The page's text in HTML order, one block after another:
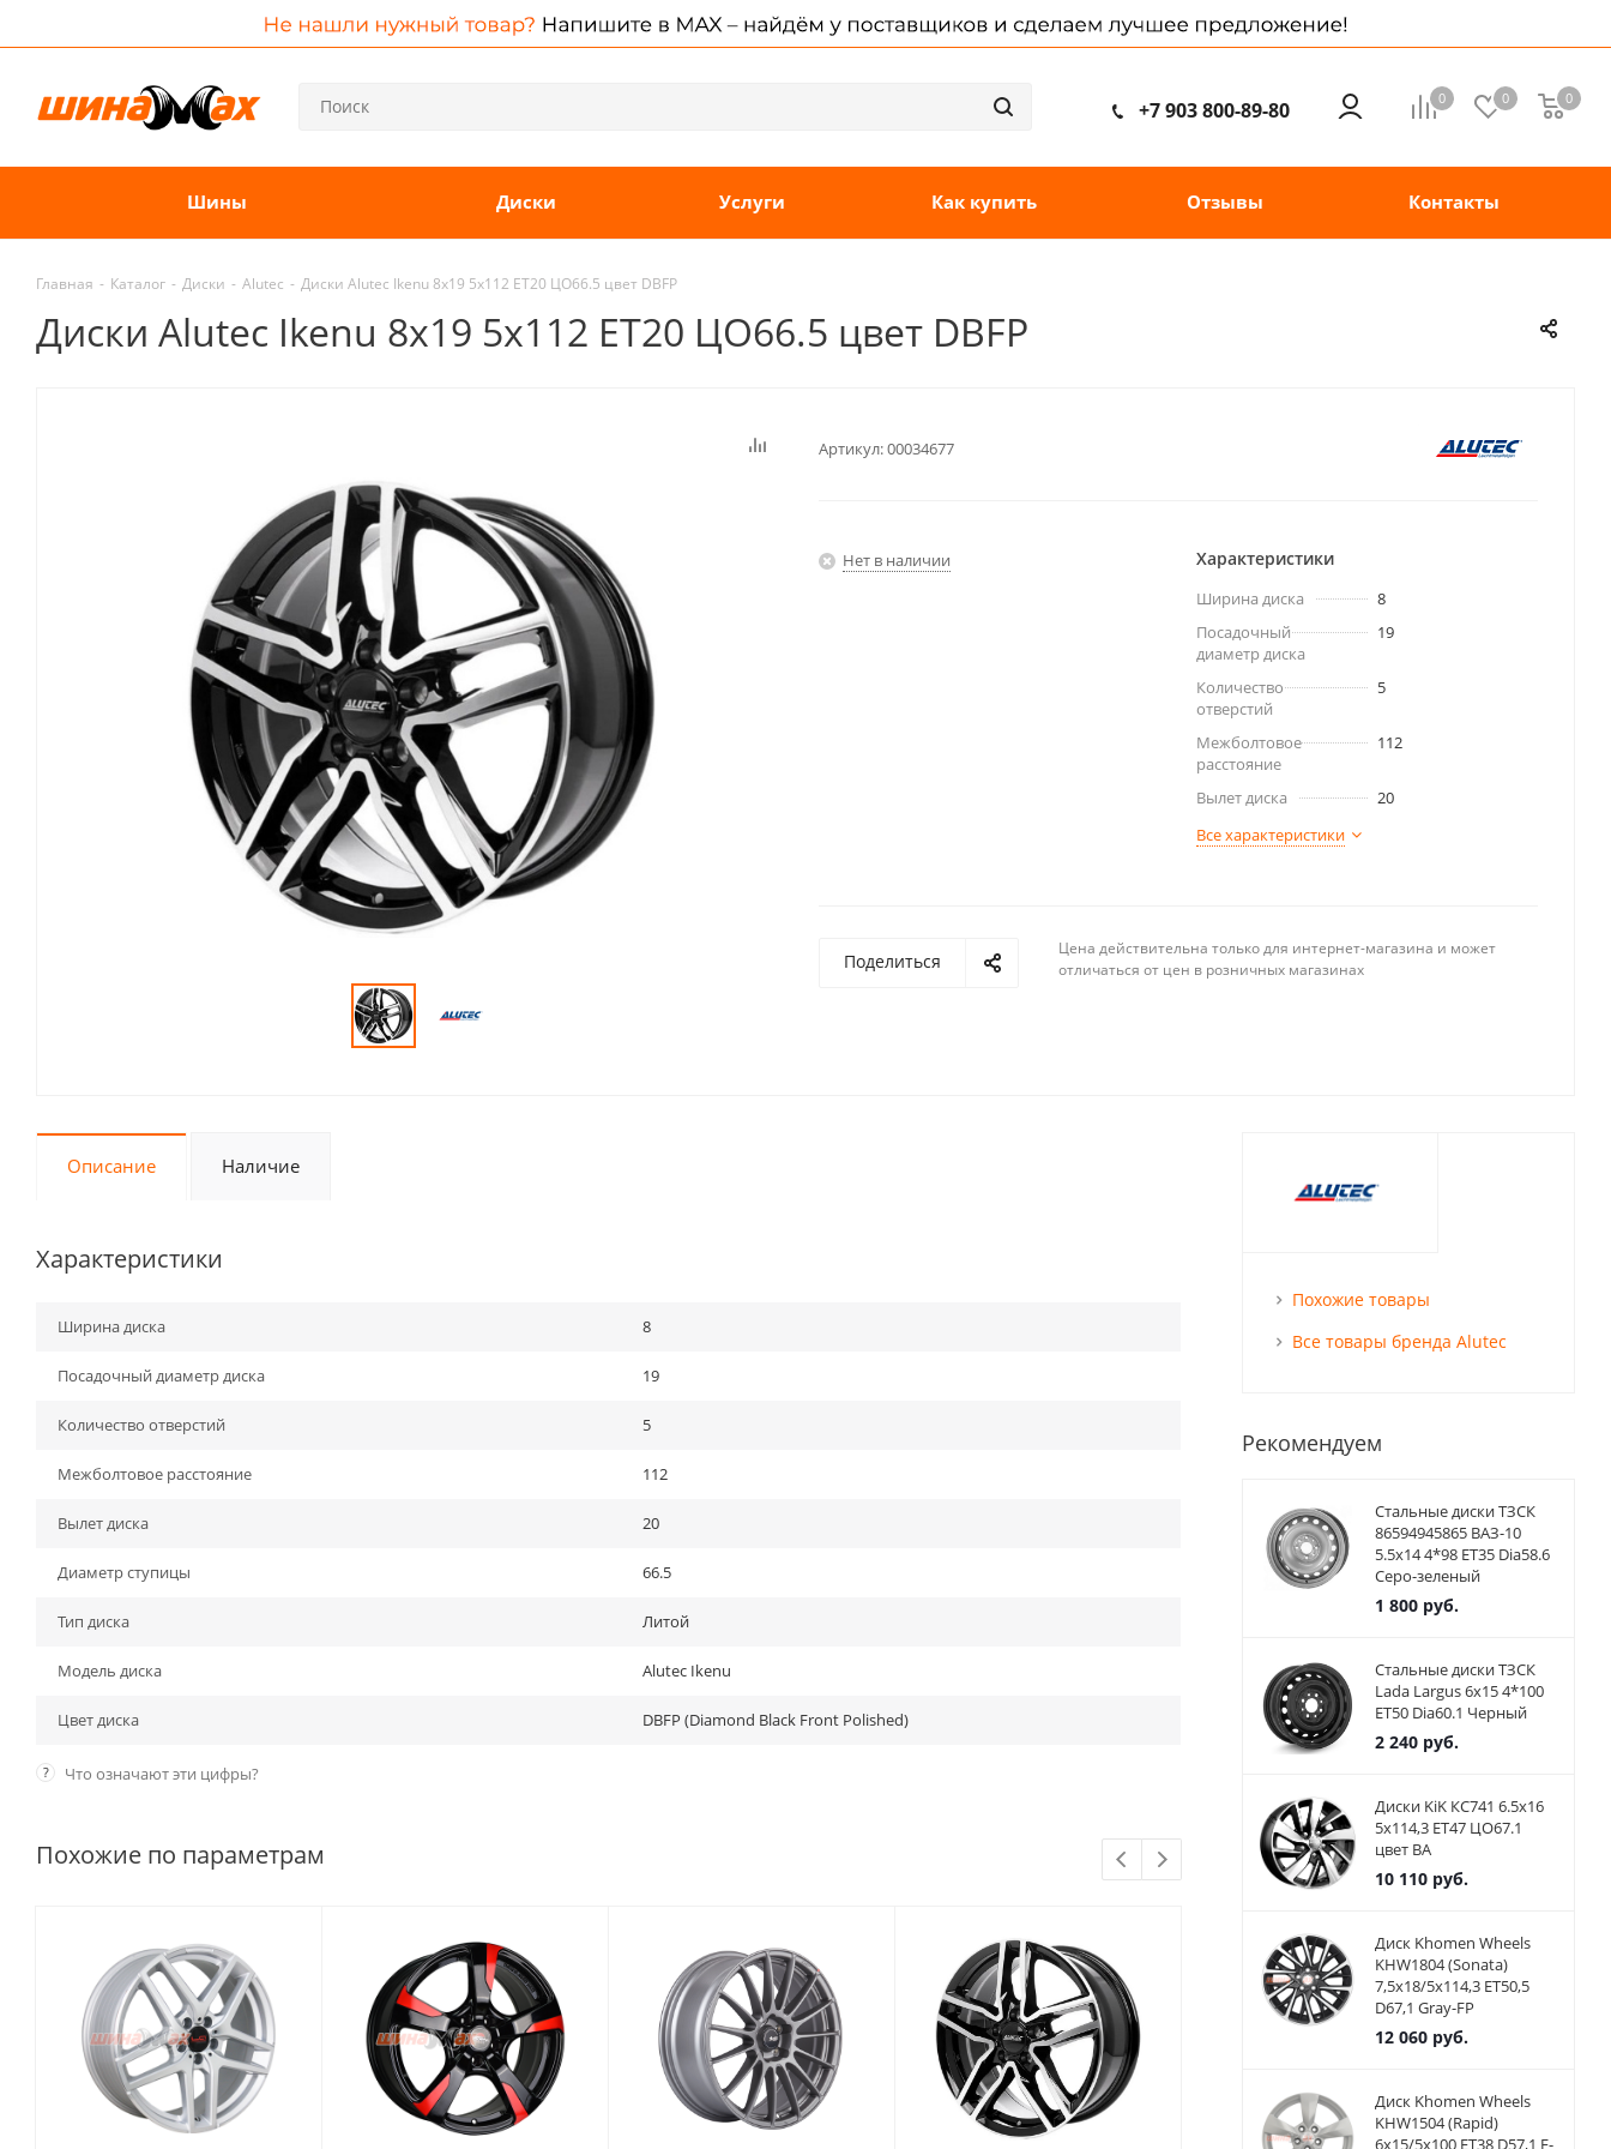
0 0 0
+7 903 800-89-80
Шины Диски Услуги Как купить Отзывы Контакты
Главная - Каталог - Диски - Alutec - Диски Alutec Ikenu 8x19 5x112 ET20 ЦО66.5 цвет DBFP
Диски Alutec Ikenu 8x19 5x112 ET20 ЦО66.5 цвет DBFP
Артикул:00034677
Нет в наличии Характеристики
Ширина диска
8
Посадочный
диаметр диска
19
Количество
отверстий
5
Межболтовое
расстояние
112
Вылет диска
20
Все характеристики
Поделиться
Цена действительна только для интернет-магазина и может
отличаться от цен в розничных магазинах
Описание Наличие
Характеристики
Ширина диска 8
Посадочный диаметр диска 19
Количество отверстий 5
Межболтовое расстояние 112
Вылет диска 20
Диаметр ступицы 66.5
Тип диска Литой
Модель диска Alutec Ikenu
Цвет диска DBFP (Diamond Black Front Polished)
? Что означают эти цифры?
Похожие по параметрам
Похожие товары
Все товары бренда Alutec
Рекомендуем
Стальные диски ТЗСК
86594945865 ВАЗ-10
5.5x14 4*98 ET35 Dia58.6
Серо-зеленый
1 800руб.
Стальные диски ТЗСК
Lada Largus 6x15 4*100
ET50 Dia60.1 Черный
2 240руб.
Диски KiK КС741 6.5x16
5x114,3 ET47 ЦО67.1
цвет BA
10 110руб.
Диск Khomen Wheels
KHW1804 (Sonata)
7,5x18/5x114,3 ET50,5
D67,1 Gray-FP
12 060руб.
Диск Khomen Wheels
KHW1504 (Rapid)
6x15/5x100 ET38 D57,1 F-